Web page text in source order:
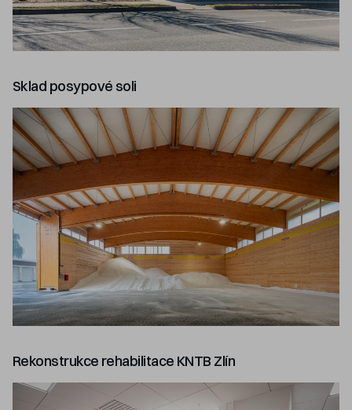
Sklad posypové soli
Rekonstrukce rehabilitace KNTB Zlín